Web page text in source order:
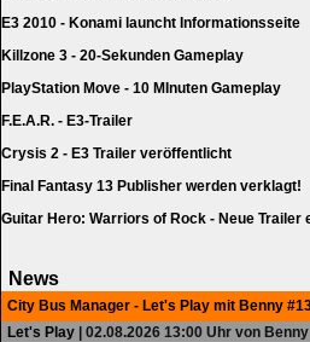
E3 2010 - Konami launcht Informationsseite
Killzone 3 - 20-Sekunden Gameplay
PlayStation Move - 10 MInuten Gameplay
F.E.A.R. - E3-Trailer
Crysis 2 - E3 Trailer veröffentlicht
Final Fantasy 13 Publisher werden verklagt!
Guitar Hero: Warriors of Rock - Neue Trailer
News
City Bus Manager - Let's Play mit Benny
Let's Play | 02.08.2026 13:00 Uhr von Benny